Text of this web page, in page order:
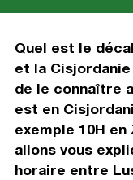
Quel est le
et la
de le connaître
est en
exemple 10H
allons vous
horaire entre